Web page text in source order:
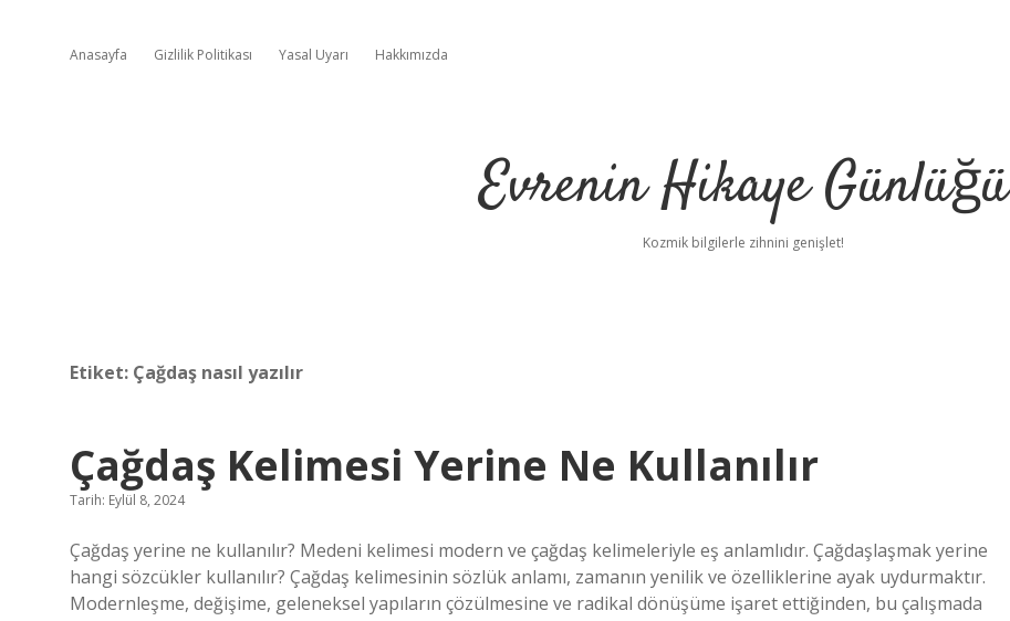
Anasayfa Gizlilik Politikası Yasal Uyarı Hakkımızda
Evrenin Hikaye Günlüğü
Kozmik bilgilerle zihnini genişlet!
Etiket: Çağdaş nasıl yazılır
Çağdaş Kelimesi Yerine Ne Kullanılır
Tarih: Eylül 8, 2024
Çağdaş yerine ne kullanılır? Medeni kelimesi modern ve çağdaş kelimeleriyle eş anlamlıdır. Çağdaşlaşmak yerine
hangi sözcükler kullanılır? Çağdaş kelimesinin sözlük anlamı, zamanın yenilik ve özelliklerine ayak uydurmaktır.
Modernleşme, değişime, geleneksel yapıların çözülmesine ve radikal dönüşüme işaret ettiğinden, bu çalışmada